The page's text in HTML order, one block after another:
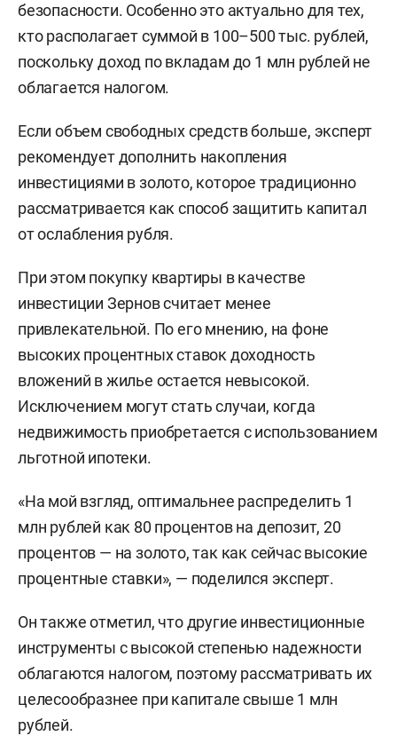
безопасности. Особенно это актуально для тех,
кто располагает суммой в 100–500 тыс. рублей,
поскольку доход по вкладам до 1 млн рублей не
облагается налогом.
Если объем свободных средств больше, эксперт
рекомендует дополнить накопления
инвестициями в золото, которое традиционно
рассматривается как способ защитить капитал
от ослабления рубля.
При этом покупку квартиры в качестве
инвестиции Зернов считает менее
привлекательной. По его мнению, на фоне
высоких процентных ставок доходность
вложений в жилье остается невысокой.
Исключением могут стать случаи, когда
недвижимость приобретается с использованием
льготной ипотеки.
«На мой взгляд, оптимальнее распределить 1
млн рублей как 80 процентов на депозит, 20
процентов — на золото, так как сейчас высокие
процентные ставки», — поделился эксперт.
Он также отметил, что другие инвестиционные
инструменты с высокой степенью надежности
облагаются налогом, поэтому рассматривать их
целесообразнее при капитале свыше 1 млн
рублей.